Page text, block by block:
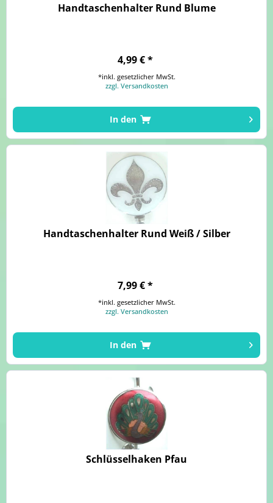
Handtaschenhalter Rund Blume
4,99 € *
*inkl. gesetzlicher MwSt.
zzgl. Versandkosten
In den
Handtaschenhalter Rund Weiß / Silber
7,99 € *
*inkl. gesetzlicher MwSt.
zzgl. Versandkosten
In den
Schlüsselhaken Pfau